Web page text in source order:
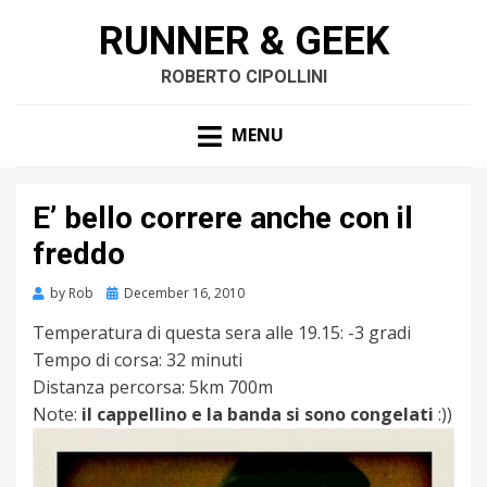
RUNNER & GEEK
ROBERTO CIPOLLINI
MENU
E’ bello correre anche con il
freddo
by Rob
Posted
December 16, 2010
Temperatura di questa sera alle 19.15: -3 gradi
Tempo di corsa: 32 minuti
Distanza percorsa: 5km 700m
Note: il cappellino e la banda si sono congelati :))